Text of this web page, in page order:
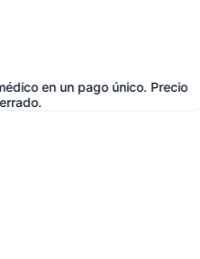
en un pago único. Precio